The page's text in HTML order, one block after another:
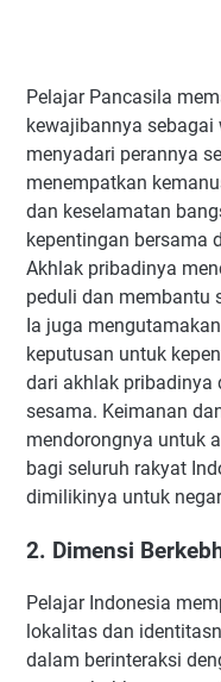
Pelajar Pancasila
kewajibannya sebagai
menyadari perannya
menempatkan
dan keselamatan
kepentingan bersama
Akhlak pribadinya
peduli dan membantu
Ia juga
keputusan untuk
dari akhlak pribadinya
sesama. Keimanan
mendorongnya untuk
bagi seluruh rakyat
dimilikinya untuk
2. Dimensi
Pelajar Indonesia
lokalitas dan
dalam berinteraksi